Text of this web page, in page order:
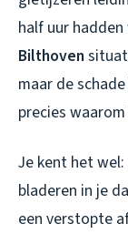
half uur
Bilthoven
maar de
precies
Je kent het
bladeren in je
een verstopte